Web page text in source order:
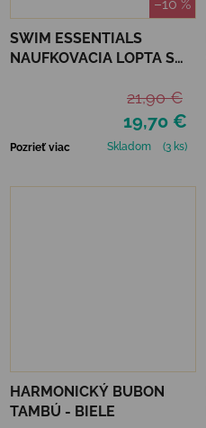
–10 %
SWIM ESSENTIALS
NAUFKOVACIA LOPTA S
19,70 €
21,90 €
Pozrieť viac Skladom (3 ks)
HARMONICKÝ BUBON
TAMBÚ - BIELE